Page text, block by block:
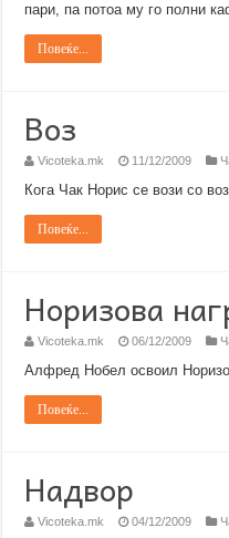
пари, па потоа му го полни
Повеќе...
Воз
Vicoteka.mk 11/12/2009
Кога Чак Норис се вози со
Повеќе...
Норизова
Vicoteka.mk 06/12/2009
Алфред Нобел освоил
Повеќе...
Надвор
Vicoteka.mk 04/12/2009